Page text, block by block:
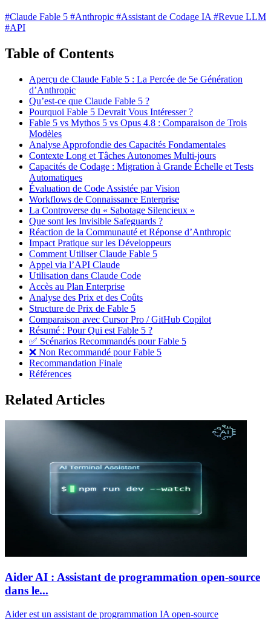
#Claude Fable 5 #Anthropic #Assistant de Codage IA#Revue LLM
#API
Table of Contents
Aperçu de Claude Fable 5 : La Percée de 5e Génération
d’Anthropic
Qu’est-ce que Claude Fable 5 ?
Pourquoi Fable 5 Devrait Vous Intéresser ?
Fable 5 vs Mythos 5 vs Opus 4.8 : Comparaison de Trois
Modèles
Analyse Approfondie des Capacités Fondamentales
Contexte Long et Tâches Autonomes Multi-jours
Capacités de Codage : Migration à Grande Échelle et Tests
Automatiques
Évaluation de Code Assistée par Vision
Workflows de Connaissance Enterprise
La Controverse du « Sabotage Silencieux »
Que sont les Invisible Safeguards ?
Réaction de la Communauté et Réponse d’Anthropic
Impact Pratique sur les Développeurs
Comment Utiliser Claude Fable 5
Appel via l’API Claude
Utilisation dans Claude Code
Accès au Plan Enterprise
Analyse des Prix et des Coûts
Structure de Prix de Fable 5
Comparaison avec Cursor Pro / GitHub Copilot
Résumé : Pour Qui est Fable 5 ?
✅ Scénarios Recommandés pour Fable 5
❌ Non Recommandé pour Fable 5
Recommandation Finale
Références
Related Articles
Aider AI : Assistant de programmation open-source
dans le...
Aider est un assistant de programmation IA open-source